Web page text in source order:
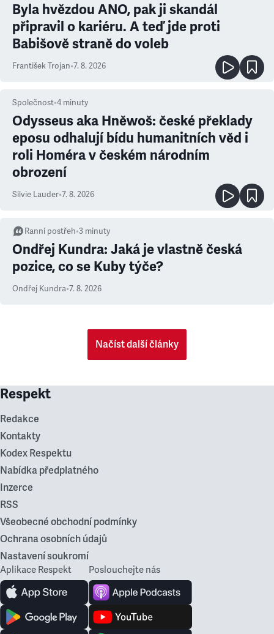
Byla hvězdou ANO, pak ji skandál
připravil o kariéru. A teď jde proti
Babišově straně do voleb
František Trojan•7. 8. 2026
Společnost•4 minuty
Odysseus aka Hněwoš: české překlady
eposu odhalují bídu humanitních věd i
roli Homéra v českém národním
obrození
Silvie Lauder•7. 8. 2026
Ranní postřeh•3 minuty
Ondřej Kundra: Jaká je vlastně česká
pozice, co se Kuby týče?
Ondřej Kundra•7. 8. 2026
Načíst další články
Respekt
Redakce
Kontakty
Kodex Respektu
Nabídka předplatného
Inzerce
RSS
Všeobecné obchodní podmínky
Ochrana osobních údajů
Nastavení soukromí
Aplikace Respekt Poslouchejte nás